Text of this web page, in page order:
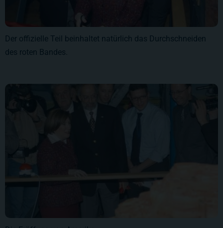
Der offizielle Teil beinhaltet natürlich das Durchschneiden
des roten Bandes.